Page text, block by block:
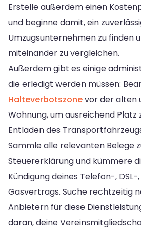
Erstelle außerdem einen
und beginne damit, ein
Umzugsunternehmen zu finden
miteinander zu vergleichen.
Außerdem gibt es einige
die erledigt werden müssen:
Halteverbotszonevor der alten
Wohnung, um ausreichend Platz
Entladen des
Sammle alle relevanten Belege
Steuererklärung und kümmere
Kündigung deines Telefon-,
Gasvertrags. Suche rechtzeitig
Anbietern für diese
daran, deine